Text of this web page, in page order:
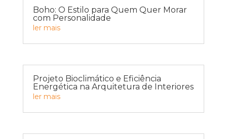
Boho: O Estilo para Quem Quer Morar
com Personalidade
ler mais
Projeto Bioclimático e Eficiência
Energética na Arquitetura de Interiores
ler mais